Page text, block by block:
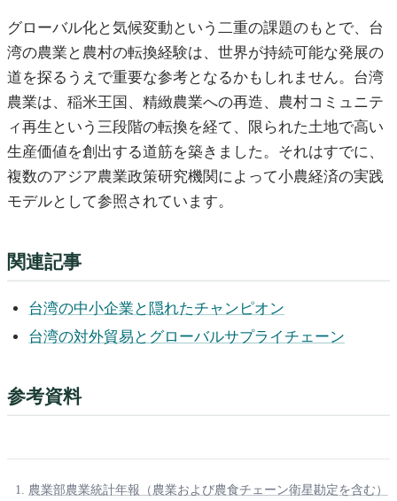
グローバル化と気候変動という二重の課題のもとで、台
湾の農業と農村の転換経験は、世界が持続可能な発展の
道を探るうえで重要な参考となるかもしれません。台湾
農業は、稲米王国、精緻農業への再造、農村コミュニテ
ィ再生という三段階の転換を経て、限られた土地で高い
生産価値を創出する道筋を築きました。それはすでに、
複数のアジア農業政策研究機関によって小農経済の実践
モデルとして参照されています。
関連記事
台湾の中小企業と隠れたチャンピオン
台湾の対外貿易とグローバルサプライチェーン
参考資料
農業部農業統計年報（農業および農食チェーン衛星勘定を含む）